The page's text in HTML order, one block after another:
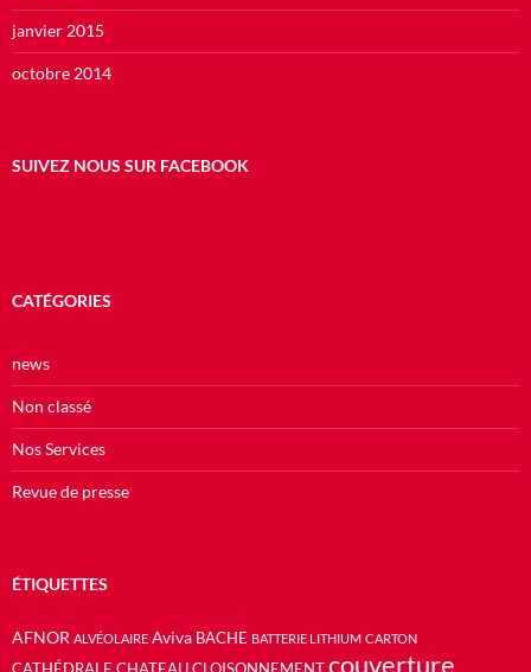
janvier 2015
octobre 2014
SUIVEZ NOUS SUR FACEBOOK
CATÉGORIES
news
Non classé
Nos Services
Revue de presse
ÉTIQUETTES
AFNOR ALVÉOLAIRE Aviva BACHE BATTERIE LITHIUM CARTON
couverture